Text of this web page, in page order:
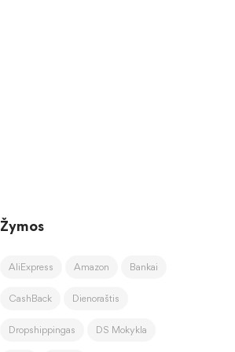
Žymos
AliExpress Amazon Bankai
CashBack Dienoraštis
Dropshippingas DS Mokykla